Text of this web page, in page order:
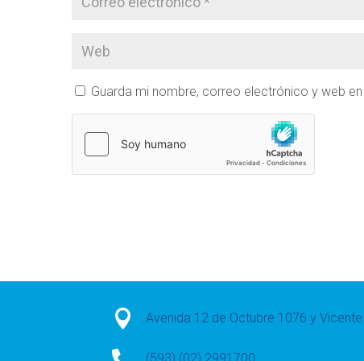
Guarda mi nombre, correo electrónico y web
 Avenida 12 de Octubre 1076 y